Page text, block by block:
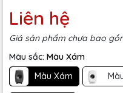
Liên hệ
Giá sản phẩm chưa bao
Màu sắc: Màu Xám
Màu Xám